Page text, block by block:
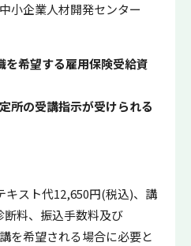
小企業人材開発センター
を希望する雇用保険受給資
受講指示が受けられる
キスト代12,650円(税込)、講
料、振込手数料及び
望される場合に必要と